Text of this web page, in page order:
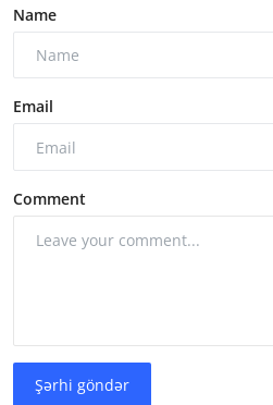
Name
Email
Comment
Şərhi göndər